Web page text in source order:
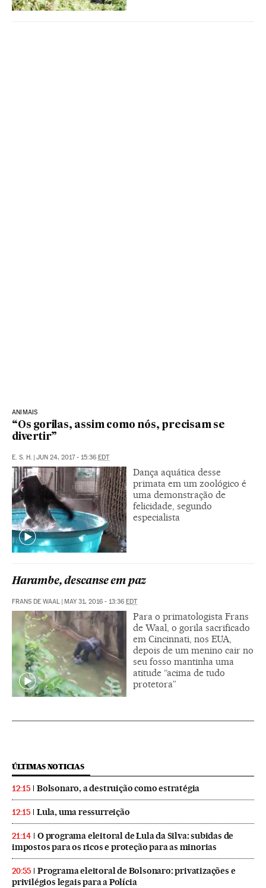
ANIMAIS
“Os gorilas, assim como nós, precisam se
divertir”
E. S. H. | JUN 24, 2017 - 15:36 EDT
Dança aquática desse
primata em um zoológico é
uma demonstração de
felicidade, segundo
especialista
Harambe, descanse em paz
FRANS DE WAAL | MAY 31, 2016 - 13:36 EDT
Para o primatologista Frans
de Waal, o gorila sacrificado
em Cincinnati, nos EUA,
depois de um menino cair no
seu fosso mantinha uma
atitude “acima de tudo
protetora”
ÚLTIMAS NOTICIAS
12:15 Bolsonaro, a destruição como estratégia
12:15 Lula, uma ressurreição
21:14
O programa eleitoral de Lula da Silva: subidas de
impostos para os ricos e proteção para as minorias
20:55
Programa eleitoral de Bolsonaro: privatizações e
privilégios legais para a Polícia